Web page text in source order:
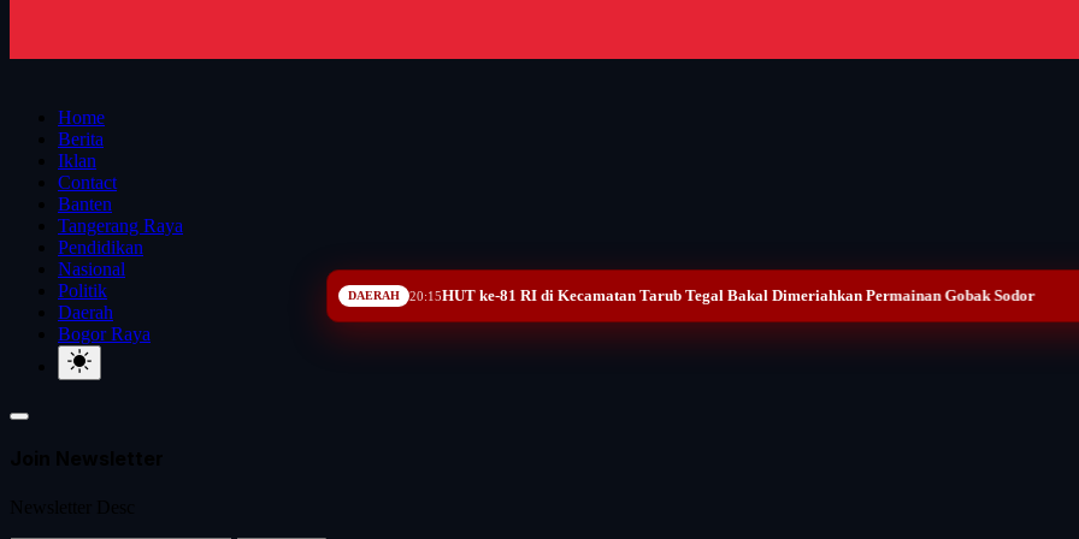
Home
Berita
Iklan
Contact
Banten
Tangerang Raya
Pendidikan
Nasional
Politik
Daerah
Bogor Raya
DAERAH 20:15HUT ke-81 RI di Kecamatan Tarub Tegal Bakal Dimeriahkan Permainan Gobak Sodor